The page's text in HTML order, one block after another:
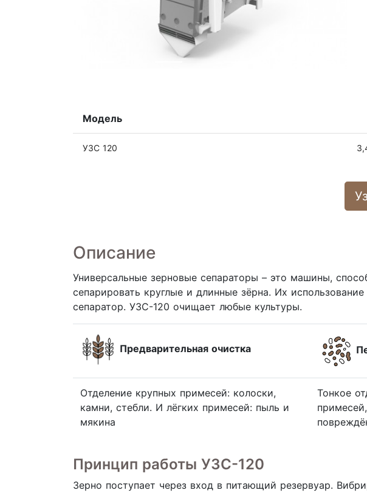
Модель
УЗС 120
Описание
Универсальные зерновые сепараторы – это машины,
сепарировать круглые и длинные зёрна. Их
сепаратор. УЗС-120 очищает любые культуры.
Предварительная очистка
Отделение крупных примесей: колоски,
камни, стебли. И лёгких примесей: пыль и
мякина
Тонкое
Принцип работы УЗС-120
Зерно поступает через вход в питающий резервуар.